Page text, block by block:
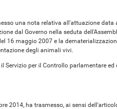
una nota relativa all'attuazione data
dal Governo nella seduta
16 maggio 2007 e la
degli animali vivi.
per il Controllo parlamentare ed
2014, ha trasmesso, ai sensi